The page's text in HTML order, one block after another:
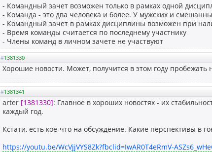
- Командный зачет возможен только в рамках одной
- Команда - это два человека и более. У мужских и
- Командный зачет в рамках дисциплины возможен при
- Время команды считается по последнему участнику
- Члены команд в личном зачете не участвуют
#1381330
Хорошие новости. Может, получится в этом году пробежать
#1381341
arter [1381330]: Главное в хороших новостях - их
каждый год.
Кстати, есть кое-что на обсуждение. Какие перспективы в
https://youtu.be/WcVjjVYS8Zk?fbclid=IwAR0T4eRmV-